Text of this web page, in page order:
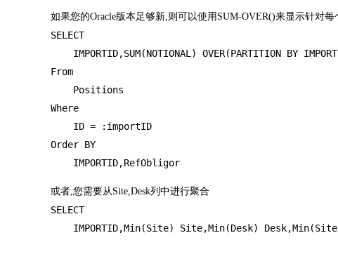
如果您的Oracle版本足够新,则可以使用SUM-OVER()来显示针对
SELECT
IMPORTID,SUM(NOTIONAL) OVER(PARTITION BY
From
    Positions
Where
    ID = :importID
Order BY
    IMPORTID,RefObligor
或者,您需要从Site,Desk列中进行聚合
SELECT
IMPORTID,Min(Site) Site,Min(Desk)